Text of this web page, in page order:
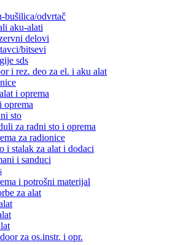
bušilica/odvrtač
aku-alati
delovi
bitsevi
sds
i rez. deo za el. i aku alat
i oprema
oprema
sto
za radni sto i oprema
za radionice
i stalak za alat i dodaci
i sanduci
i potrošni materijal
za alat
za os.instr. i opr.